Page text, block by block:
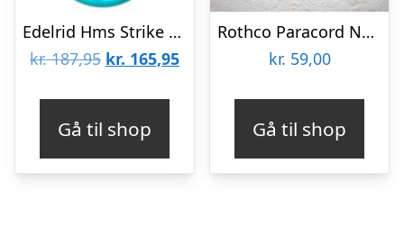
Edelrid Hms Strike Screw – Icemint – Str. Pcs – Karabinhage
kr.187,95 Den
kr. 187,95.
kr. 165,95Den
kr. 165,95.
Gå til shop
Rothco Paracord Nøglering m. Karabinhage Sort – One Size
kr. 59,00
Gå til shop